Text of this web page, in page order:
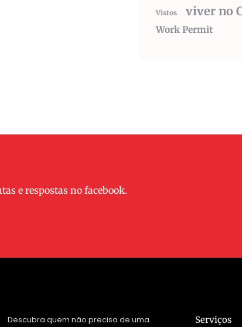
Vistos viver no
Work Permit
e respostas no facebook.
Descubra quem não precisa de uma
Serviços